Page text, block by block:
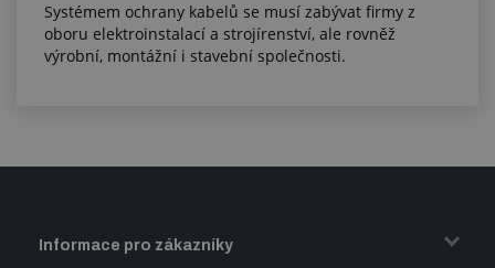
Systémem ochrany kabelů se musí zabývat firmy z
oboru elektroinstalací a strojírenství, ale rovněž
výrobní, montážní i stavební společnosti.
Informace pro zákazníky